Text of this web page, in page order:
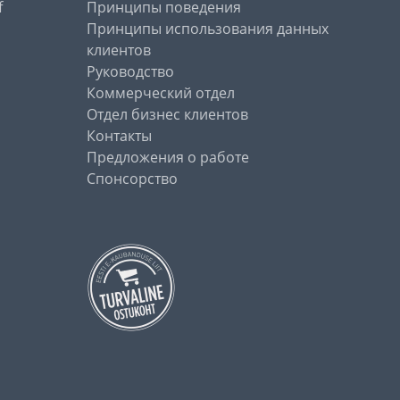
Принципы поведения
Принципы использования данных
клиентов
Руководство
Коммерческий отдел
Отдел бизнес клиентов
Контакты
Предложения о работе
Спонсорство